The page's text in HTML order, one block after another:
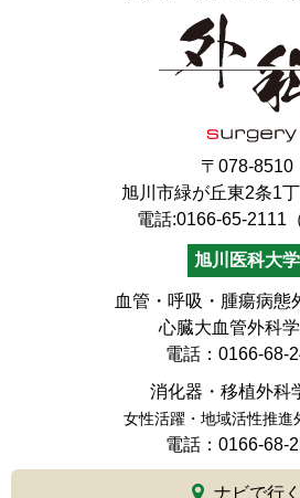
〒078-8510
旭川市緑が丘東2条1
電話:0166-65-2111
旭川医科大学
血管・呼吸・腫瘍病態
心臓大血管外科
電話：0166-68-
消化器・移植外科
女性活躍・地域活性推進
電話：0166-68-
ナビで行く